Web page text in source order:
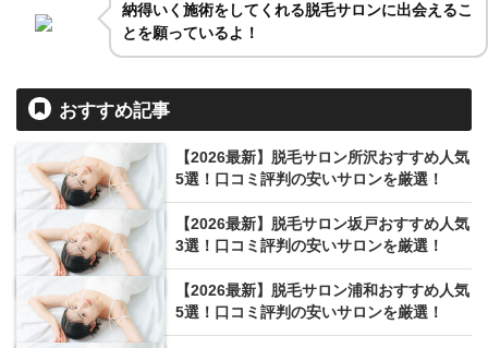
納得いく施術をしてくれる脱毛サロンに出会えるこ
とを願っているよ！
おすすめ記事
【2026最新】脱毛サロン所沢おすすめ人気
5選！口コミ評判の安いサロンを厳選！
【2026最新】脱毛サロン坂戸おすすめ人気
3選！口コミ評判の安いサロンを厳選！
【2026最新】脱毛サロン浦和おすすめ人気
5選！口コミ評判の安いサロンを厳選！